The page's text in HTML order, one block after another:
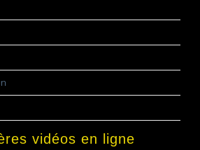
vidéos en ligne